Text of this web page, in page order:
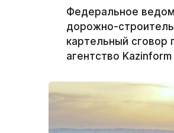
Федеральное
дорожно-
картельный сговор
агентство